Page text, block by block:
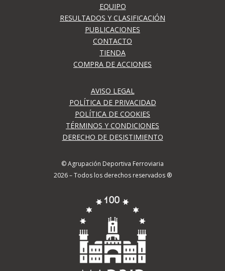
EQUIPO
RESULTADOS Y CLASIFICACIÓN
PUBLICACIONES
CONTACTO
TIENDA
COMPRA DE ACCIONES
AVISO LEGAL
POLÍTICA DE PRIVACIDAD
POLÍTICA DE COOKIES
TÉRMINOS Y CONDICIONES
DERECHO DE DESISTIMIENTO
© Agrupación Deportiva Ferroviaria
2026 – Todos los derechos reservados ®